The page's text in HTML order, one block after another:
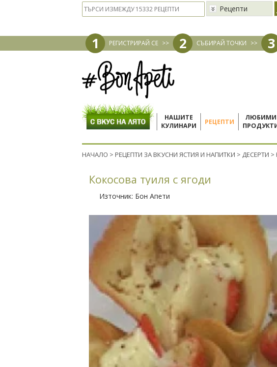
Рецепти
1 РЕГИСТРИРАЙ СЕ >> 2 СЪБИРАЙ ТОЧКИ >> 3
НАШИТЕ
КУЛИНАРИ
РЕЦЕПТИ
ЛЮБИМИ
НАЧАЛО > РЕЦЕПТИ ЗА ВКУСНИ ЯСТИЯ И НАПИТКИ > ДЕСЕРТИ >
Кокосова туиля с ягоди
Източник: Бон Апети